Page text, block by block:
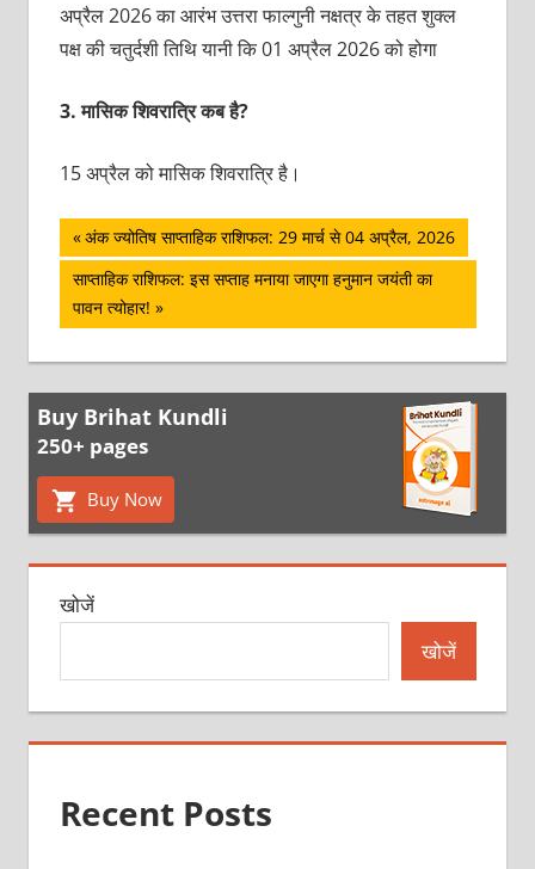
अप्रैल 2026 का आरंभ उत्तरा फाल्‍गुनी नक्षत्र के तहत शुक्‍ल
पक्ष की चतुर्दशी तिथि यानी कि 01 अप्रैल 2026 को होगा
3.मासिक शिवरात्रि कब है?
15 अप्रैल को मासिक शिवरात्रि है।
पोस्ट
नेविगेशन
Previous
Post:
अंक ज्योतिष साप्ताहिक राशिफल: 29 मार्च से 04 अप्रैल, 2026
Next
Post:
साप्ताहिक राशिफल: इस सप्ताह मनाया जाएगा हनुमान जयंती का
पावन त्योहार!
Buy Brihat Kundli
250+ pages
Buy Now
खोजें
खोजें
Recent Posts